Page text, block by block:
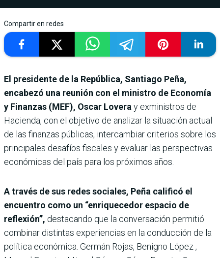
Compartir en redes
El presidente de la República, Santiago Peña,
encabezó una reunión con el ministro de Economía
y Finanzas (MEF), Oscar Loveray exministros de
Hacienda, con el objetivo de analizar la situación actual
de las finanzas públicas, intercambiar criterios sobre los
principales desafíos fiscales y evaluar las perspectivas
económicas del país para los próximos años.
A través de sus redes sociales, Peña calificó el
encuentro como un “enriquecedor espacio de
reflexión”, destacando que la conversación permitió
combinar distintas experiencias en la conducción de la
política económica. Germán Rojas, Benigno López ,